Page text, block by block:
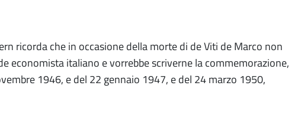
ricorda che in occasione della morte di de Viti de Marco non
economista italiano e vorrebbe scriverne la commemorazione,
1946, e del 22 gennaio 1947, e del 24 marzo 1950,